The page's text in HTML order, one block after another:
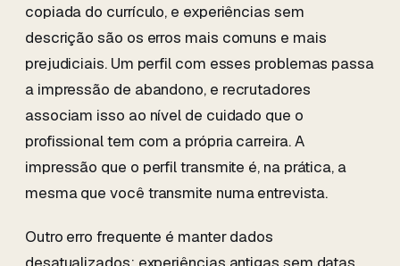
copiada do currículo, e experiências sem
descrição são os erros mais comuns e mais
prejudiciais. Um perfil com esses problemas passa
a impressão de abandono, e recrutadores
associam isso ao nível de cuidado que o
profissional tem com a própria carreira. A
impressão que o perfil transmite é, na prática, a
mesma que você transmite numa entrevista.
Outro erro frequente é manter dados